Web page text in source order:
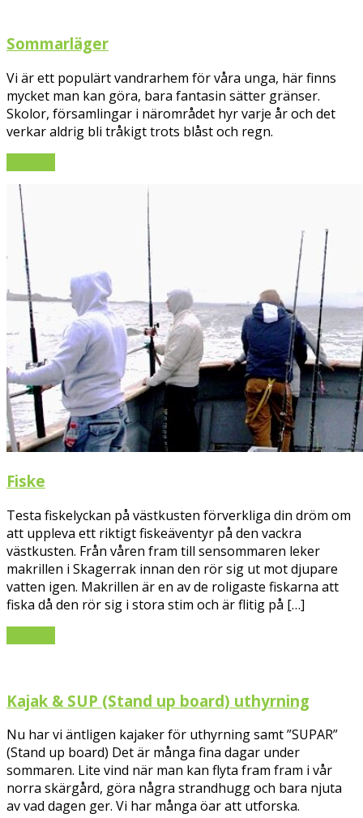
Sommarläger
Vi är ett populärt vandrarhem för våra unga, här finns
mycket man kan göra, bara fantasin sätter gränser.
Skolor, församlingar i närområdet hyr varje år och det
verkar aldrig bli tråkigt trots blåst och regn.
Fiske
Testa fiskelyckan på västkusten förverkliga din dröm om
att uppleva ett riktigt fiskeäventyr på den vackra
västkusten. Från våren fram till sensommaren leker
makrillen i Skagerrak innan den rör sig ut mot djupare
vatten igen. Makrillen är en av de roligaste fiskarna att
fiska då den rör sig i stora stim och är flitig på […]
Kajak & SUP (Stand up board) uthyrning
Nu har vi äntligen kajaker för uthyrning samt ”SUPAR”
(Stand up board) Det är många fina dagar under
sommaren. Lite vind när man kan flyta fram fram i vår
norra skärgård, göra några strandhugg och bara njuta
av vad dagen ger. Vi har många öar att utforska.